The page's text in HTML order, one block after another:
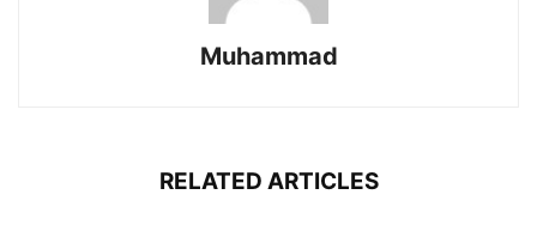
Muhammad
RELATED ARTICLES